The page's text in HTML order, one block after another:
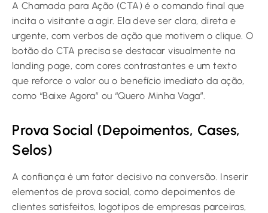
A Chamada para Ação (CTA) é o comando final que
incita o visitante a agir. Ela deve ser clara, direta e
urgente, com verbos de ação que motivem o clique. O
botão do CTA precisa se destacar visualmente na
landing page, com cores contrastantes e um texto
que reforce o valor ou o benefício imediato da ação,
como “Baixe Agora” ou “Quero Minha Vaga”.
Prova Social (Depoimentos, Cases,
Selos)
A confiança é um fator decisivo na conversão. Inserir
elementos de prova social, como depoimentos de
clientes satisfeitos, logotipos de empresas parceiras,